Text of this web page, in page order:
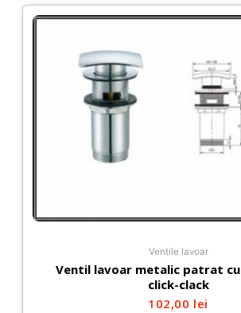
Ventile lavoar
Ventil lavoar metalic patrat
click-clack
102,00 lei